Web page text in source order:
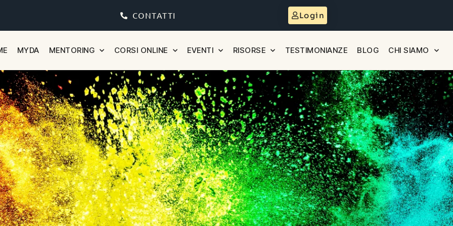
CONTATTI Login
MYDA MENTORING CORSI ONLINE EVENTI RISORSE TESTIMONIANZE BLOG CHI SIAMO